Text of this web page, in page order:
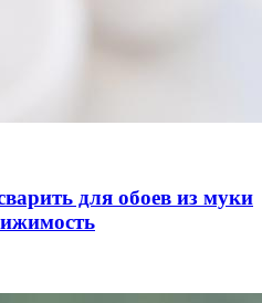
для обоев из муки